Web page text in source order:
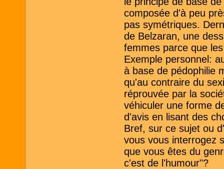
composée d'à peu
pas symétriques.
de Belzaran, une
femmes parce que
Exemple personnel:
à base de pédophilie
qu'au contraire du
réprouvée par la
véhiculer une forme
d'avis en lisant des
Bref, sur ce sujet ou
vous vous interrogez
que vous êtes du
c'est de l'humour"?